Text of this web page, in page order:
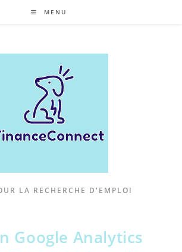
MENU
LA RECHERCHE D'EMPLOI
Google Analytics